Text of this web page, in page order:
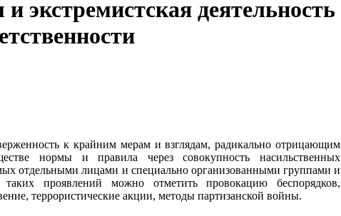
и экстремистская деятельность
к крайним мерам и взглядам, радикально отрицающим
нормы и правила через совокупность насильственных
отдельными лицами и специально организованными группами и
проявлений можно отметить провокацию беспорядков,
террористические акции, методы партизанской войны.